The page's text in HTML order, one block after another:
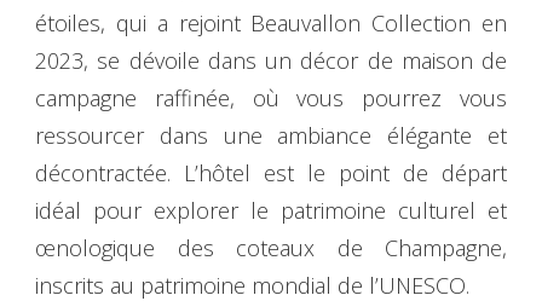
étoiles, qui a rejoint Beauvallon Collection en
2023, se dévoile dans un décor de maison de
campagne raffinée, où vous pourrez vous
ressourcer dans une ambiance élégante et
décontractée. L’hôtel est le point de départ
idéal pour explorer le patrimoine culturel et
œnologique des coteaux de Champagne,
inscrits au patrimoine mondial de l’UNESCO.